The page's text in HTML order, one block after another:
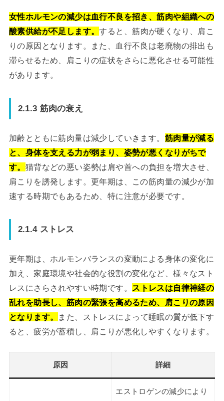
女性ホルモンの減少は血行不良を招き、筋肉や組織への
酸素供給が不足します。すると、筋肉が硬くなり、肩こ
りの原因となります。また、血行不良は老廃物の排出も
滞らせるため、肩こりの症状をさらに悪化させる可能性
があります。
2.1.3 筋肉の衰え
加齢とともに筋肉量は減少していきます。 筋肉量が減る
と、身体を支える力が弱まり、姿勢が悪くなりがちで
す。 猫背などの悪い姿勢は肩や首への負担を増大させ、
肩こりを誘発します。更年期は、この筋肉量の減少が加
速する時期でもあるため、特に注意が必要です。
2.1.4 ストレス
更年期は、ホルモンバランスの変動による身体の変化に
加え、家庭環境や社会的な役割の変化など、様々なスト
レスにさらされやすい時期です。
ストレスは自律神経の
乱れを助長し、筋肉の緊張を高めるため、肩こりの原因
となります。
また、ストレスによって睡眠の質が低下す
ると、疲労が蓄積し、肩こりが悪化しやすくなります。
原因 詳細
エストロゲンの減少により